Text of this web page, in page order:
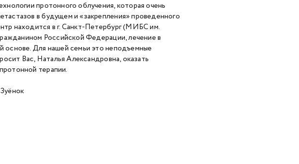
протонного облучения, которая очень
в будущем и «закрепления» проведенного
находится в г. Санкт-Петербург (МИБС им.
Российской Федерации, лечение в
основе. Для нашей семьи это неподъемные
Вас, Наталья Александровна, оказать
терапии.